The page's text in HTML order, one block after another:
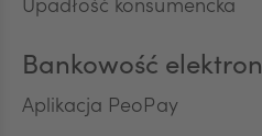
Upadłość konsumencka
Bankowość
Aplikacja PeoPay